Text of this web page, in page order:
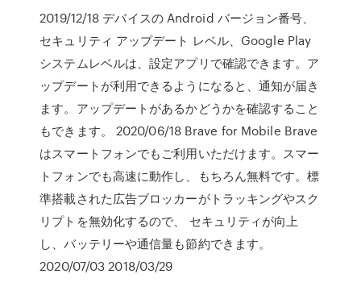
2019/12/18 デバイスの Android バージョン番号、
セキュリティ アップデート レベル、Google Play
システムレベルは、設定アプリで確認できます。ア
ップデートが利用できるようになると、通知が届き
ます。アップデートがあるかどうかを確認すること
もできます。 2020/06/18 Brave for Mobile Brave
はスマートフォンでもご利用いただけます。スマー
トフォンでも高速に動作し、もちろん無料です。標
準搭載された広告ブロッカーがトラッキングやスク
リプトを無効化するので、 セキュリティが向上
し、バッテリーや通信量も節約できます。
2020/07/03 2018/03/29